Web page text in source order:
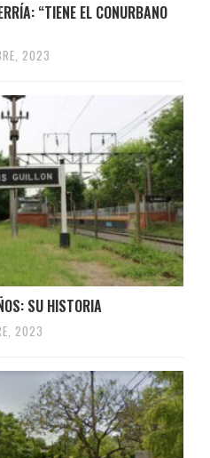
“TIENE EL CONURBANO
2023
SU HISTORIA
2023